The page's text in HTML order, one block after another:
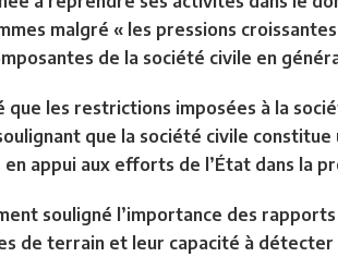
malgré « les pressions
de la société civile en
que les restrictions imposées à la
que la société civile
appui aux efforts de l’État dans la
souligné l’importance des
de terrain et leur capacité à